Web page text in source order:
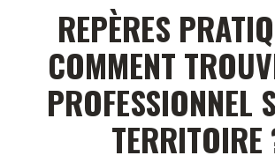
REPÈRES
COMMENT
PROFESSIONNEL
TERRITOIRE